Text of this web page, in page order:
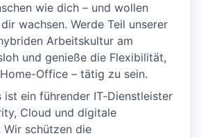
wie dich – und wollen
wachsen. Werde Teil unserer
Arbeitskultur am
und genieße die Flexibilität,
Office – tätig zu sein.
ein führender IT‑Dienstleister
Cloud und digitale
schützen die